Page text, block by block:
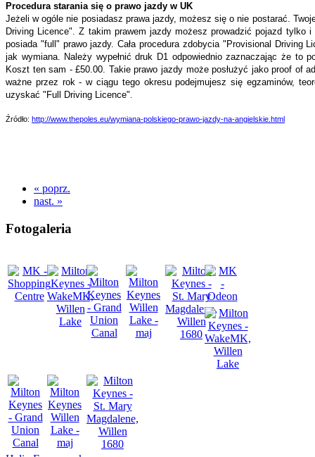
Procedura starania się o prawo jazdy w UK
Jeżeli w ogóle nie posiadasz prawa jazdy, możesz się o nie postarać.
Driving Licence". Z takim prawem jazdy możesz prowadzić pojazd tylko i
posiada "full" prawo jazdy. Cała procedura zdobycia "Provisional Driving
jak wymiana. Należy wypełnić druk D1 odpowiednio zaznaczając że to
Koszt ten sam - £50.00. Takie prawo jazdy może posłużyć jako proof of
ważne przez rok - w ciągu tego okresu podejmujesz się egzaminów,
uzyskać "Full Driving Licence".
Źródło: http://www.thepoles.eu/wymiana-polskiego-prawo-jazdy-na-angielskie.html
« poprz.
nast. »
Fotogaleria